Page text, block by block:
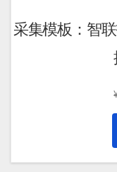
采集模板：智